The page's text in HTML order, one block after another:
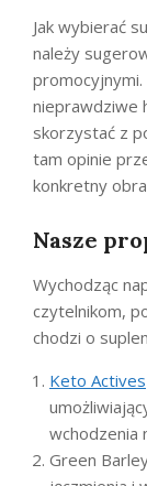
Jak wybierać
należy
nieprawdziwe
skorzystać z
tam opinie
konkretny
Nasze
Wychodząc
czytelnikom,
chodzi o
Keto Actives
wchodzenia
Green